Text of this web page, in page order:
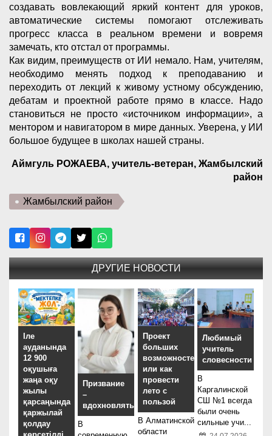
создавать вовлекающий яркий контент для уроков,
автоматические системы помогают отслеживать
прогресс класса в реальном времени и вовремя
замечать, кто отстал от программы.
Как видим, преимуществ от ИИ немало. Нам, учителям,
необходимо менять подход к преподаванию и
переходить от лекций к живому устному обсуждению,
дебатам и проектной работе прямо в классе. Надо
становиться не просто «источником информации», а
ментором и навигатором в мире данных. Уверена, у ИИ
большое будущее в школах нашей страны.
Аймгуль РОЖАЕВА, учитель-ветеран, Жамбылский
район
Жамбылский район
ДРУГИЕ НОВОСТИ
Іле
ауданында
12 900
оқушыға
жаңа оқу
жылы
қарсаңында
қаржылай
қолдау
Призвание
–
вдохновлять
В
Проект
больших
возможностей,
или как
провести
лето с
пользой
В Алматинской
области
Любимый
учитель
словесности
В
Каргалинской
СШ №1 всегда
были очень
сильные учи...